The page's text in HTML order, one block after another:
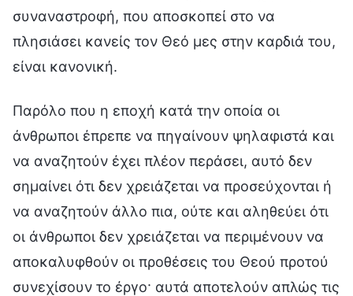
συναναστροφή, που αποσκοπεί στο να
πλησιάσει κανείς τον Θεό μες στην καρδιά του,
είναι κανονική.
Παρόλο που η εποχή κατά την οποία οι
άνθρωποι έπρεπε να πηγαίνουν ψηλαφιστά και
να αναζητούν έχει πλέον περάσει, αυτό δεν
σημαίνει ότι δεν χρειάζεται να προσεύχονται ή
να αναζητούν άλλο πια, ούτε και αληθεύει ότι
οι άνθρωποι δεν χρειάζεται να περιμένουν να
αποκαλυφθούν οι προθέσεις του Θεού προτού
συνεχίσουν το έργο· αυτά αποτελούν απλώς τις